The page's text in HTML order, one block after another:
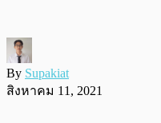
By Supakiat
สิงหาคม 11, 2021